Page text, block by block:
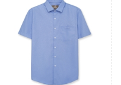
Chọn hàng